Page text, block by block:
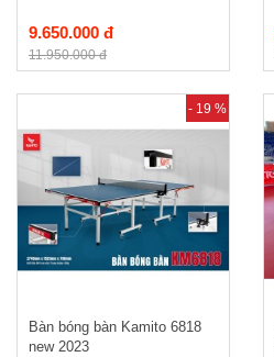
9.650.000 đ
11.950.000 đ
- 19 %
Bàn bóng bàn Kamito 6818
new 2023